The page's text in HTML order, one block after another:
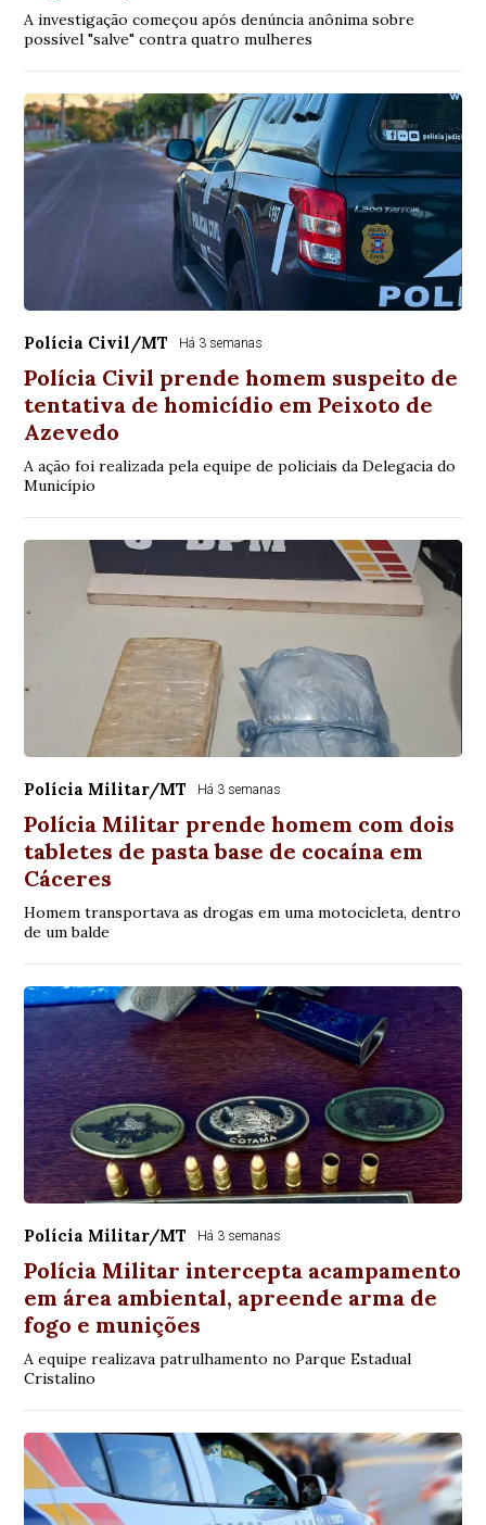
A investigação começou após denúncia anônima sobre
possível "salve" contra quatro mulheres
Polícia Civil/MT Há 3 semanas
Polícia Civil prende homem suspeito de
tentativa de homicídio em Peixoto de
Azevedo
A ação foi realizada pela equipe de policiais da Delegacia do
Município
Polícia Militar/MT Há 3 semanas
Polícia Militar prende homem com dois
tabletes de pasta base de cocaína em
Cáceres
Homem transportava as drogas em uma motocicleta, dentro
de um balde
Polícia Militar/MT Há 3 semanas
Polícia Militar intercepta acampamento
em área ambiental, apreende arma de
fogo e munições
A equipe realizava patrulhamento no Parque Estadual
Cristalino